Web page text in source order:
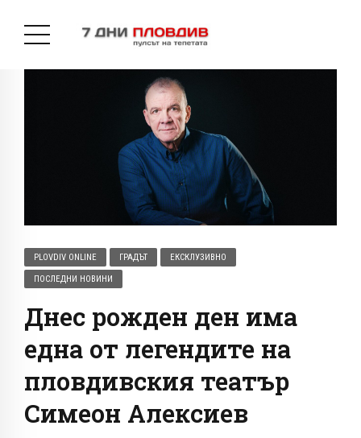
PLOVDIV ONLINE ГРАДЪТ ЕКСКЛУЗИВНО
ПОСЛЕДНИ НОВИНИ
Днес рожден ден има
една от легендите на
пловдивския театър
Симеон Алексиев